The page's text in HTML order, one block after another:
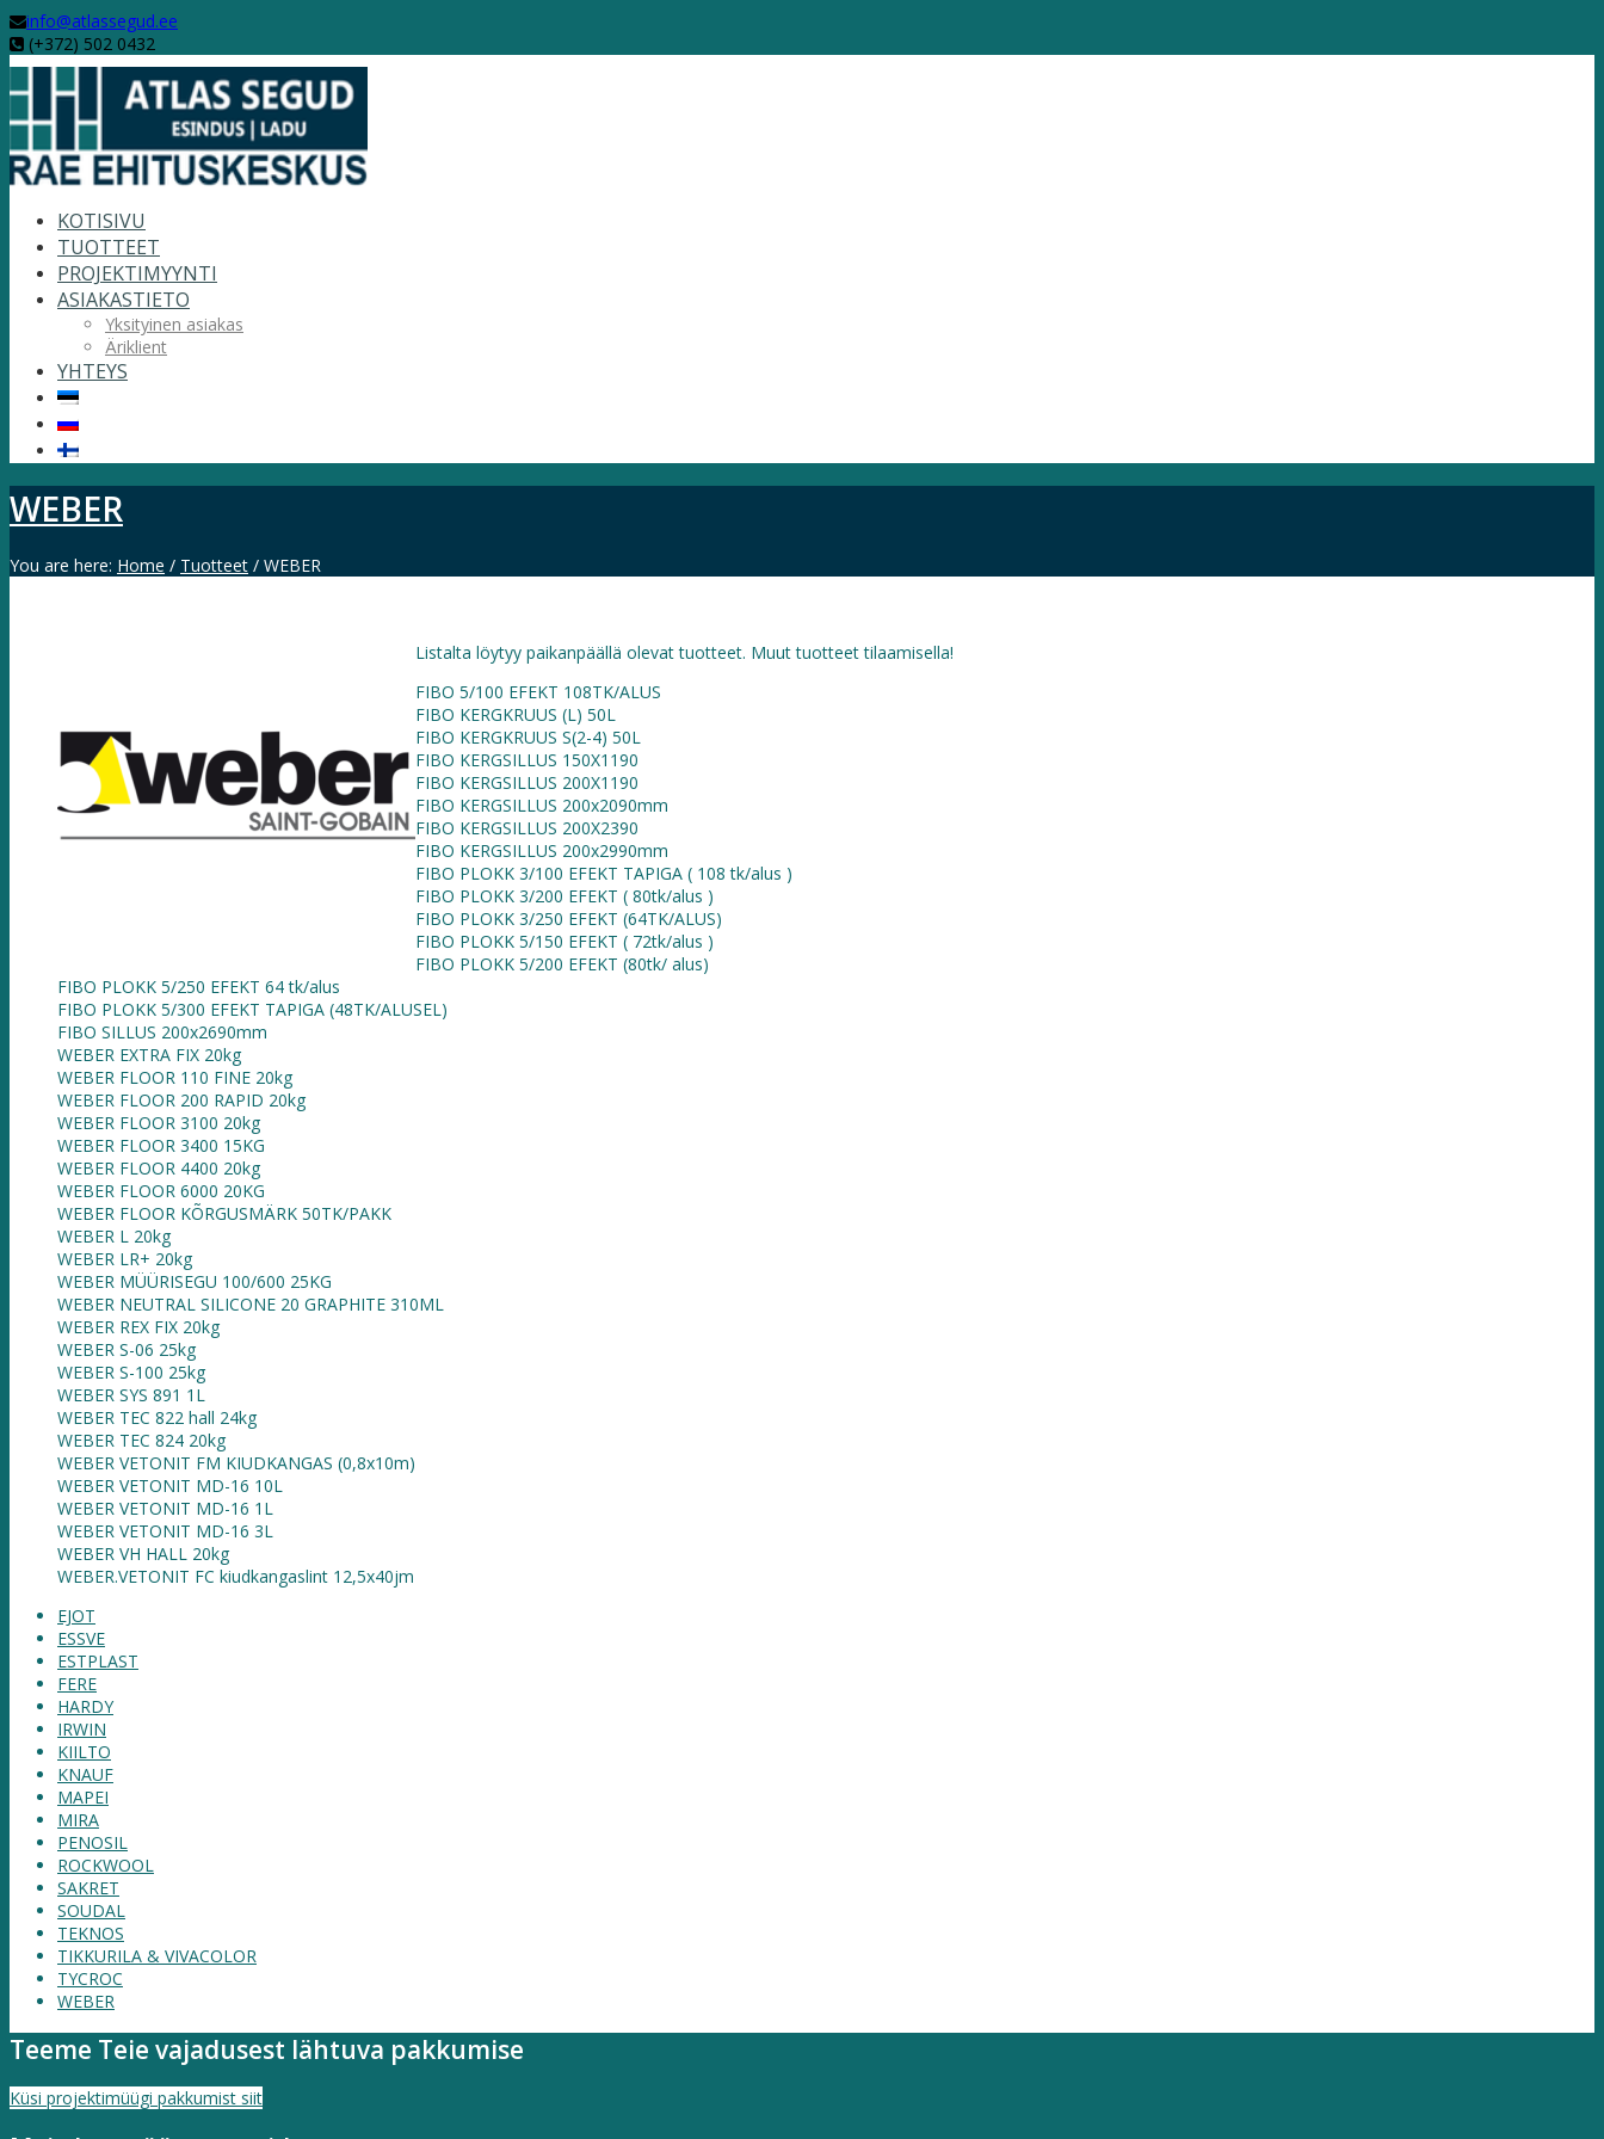
info@atlassegud.ee
(+372) 502 0432
KOTISIVU
TUOTTEET
PROJEKTIMYYNTI
ASIAKASTIETO
Yksityinen asiakas
Äriklient
YHTEYS
WEBER
You are here: Home / Tuotteet / WEBER
Listalta löytyy paikanpäällä olevat tuotteet. Muut tuotteet tilaamisella!
FIBO 5/100 EFEKT 108TK/ALUS
FIBO KERGKRUUS (L) 50L
FIBO KERGKRUUS S(2-4) 50L
FIBO KERGSILLUS 150X1190
FIBO KERGSILLUS 200X1190
FIBO KERGSILLUS 200x2090mm
FIBO KERGSILLUS 200X2390
FIBO KERGSILLUS 200x2990mm
FIBO PLOKK 3/100 EFEKT TAPIGA ( 108 tk/alus )
FIBO PLOKK 3/200 EFEKT ( 80tk/alus )
FIBO PLOKK 3/250 EFEKT (64TK/ALUS)
FIBO PLOKK 5/150 EFEKT ( 72tk/alus )
FIBO PLOKK 5/200 EFEKT (80tk/ alus)
FIBO PLOKK 5/250 EFEKT 64 tk/alus
FIBO PLOKK 5/300 EFEKT TAPIGA (48TK/ALUSEL)
FIBO SILLUS 200x2690mm
WEBER EXTRA FIX 20kg
WEBER FLOOR 110 FINE 20kg
WEBER FLOOR 200 RAPID 20kg
WEBER FLOOR 3100 20kg
WEBER FLOOR 3400 15KG
WEBER FLOOR 4400 20kg
WEBER FLOOR 6000 20KG
WEBER FLOOR KÕRGUSMÄRK 50TK/PAKK
WEBER L 20kg
WEBER LR+ 20kg
WEBER MÜÜRISEGU 100/600 25KG
WEBER NEUTRAL SILICONE 20 GRAPHITE 310ML
WEBER REX FIX 20kg
WEBER S-06 25kg
WEBER S-100 25kg
WEBER SYS 891 1L
WEBER TEC 822 hall 24kg
WEBER TEC 824 20kg
WEBER VETONIT FM KIUDKANGAS (0,8x10m)
WEBER VETONIT MD-16 10L
WEBER VETONIT MD-16 1L
WEBER VETONIT MD-16 3L
WEBER VH HALL 20kg
WEBER.VETONIT FC kiudkangaslint 12,5x40jm
EJOT
ESSVE
ESTPLAST
FERE
HARDY
IRWIN
KIILTO
KNAUF
MAPEI
MIRA
PENOSIL
ROCKWOOL
SAKRET
SOUDAL
TEKNOS
TIKKURILA & VIVACOLOR
TYCROC
WEBER
Teeme Teie vajadusest lähtuva pakkumise
Küsi projektimüügi pakkumist siit